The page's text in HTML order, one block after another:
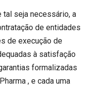
seja necessário, a
de entidades
de execução de
à satisfação
formalizadas
, e cada uma